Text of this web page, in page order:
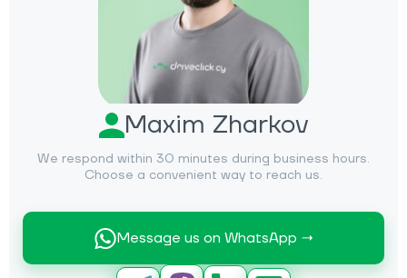
Maxim Zharkov
We respond within 30 minutes during business hours.
Choose a convenient way to reach us.
Message us on WhatsApp →